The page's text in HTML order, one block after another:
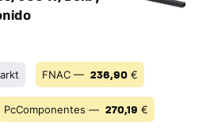
FNAC — 236,90 €
PcComponentes — 270,19 €